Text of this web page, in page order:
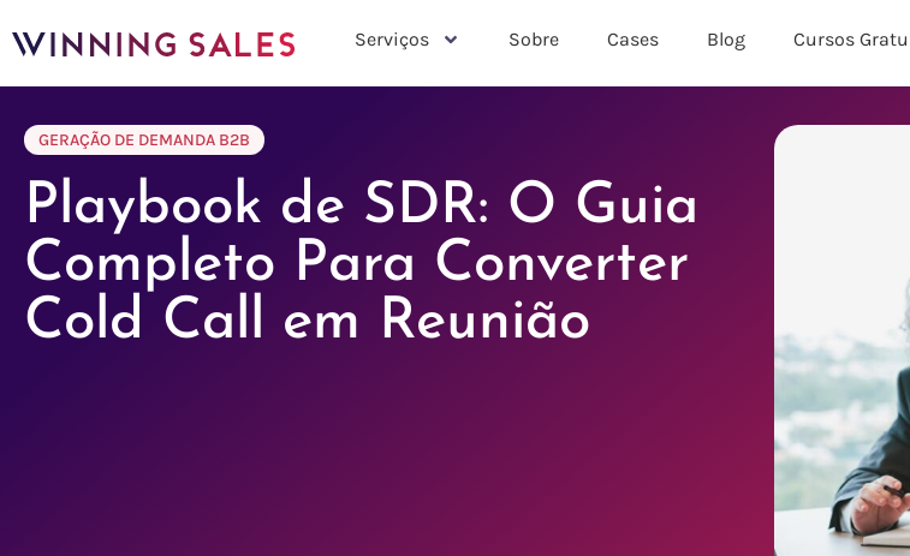
Serviços Sobre Cases Blog Cursos
GERAÇÃO DE DEMANDA B2B
Playbook de SDR: O Guia
Completo Para Converter
Cold Call em Reunião